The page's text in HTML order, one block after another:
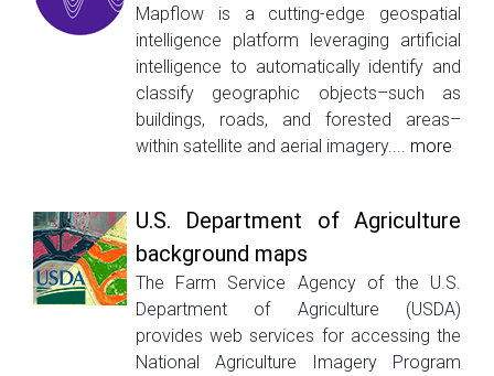
Mapflow is a cutting-edge geospatial
intelligence platform leveraging artificial
intelligence to automatically identify and
classify geographic objects–such as
buildings, roads, and forested areas–
within satellite and aerial imagery.... more
U.S. Department of Agriculture
background maps
The Farm Service Agency of the U.S.
Department of Agriculture (USDA)
provides web services for accessing the
National Agriculture Imagery Program